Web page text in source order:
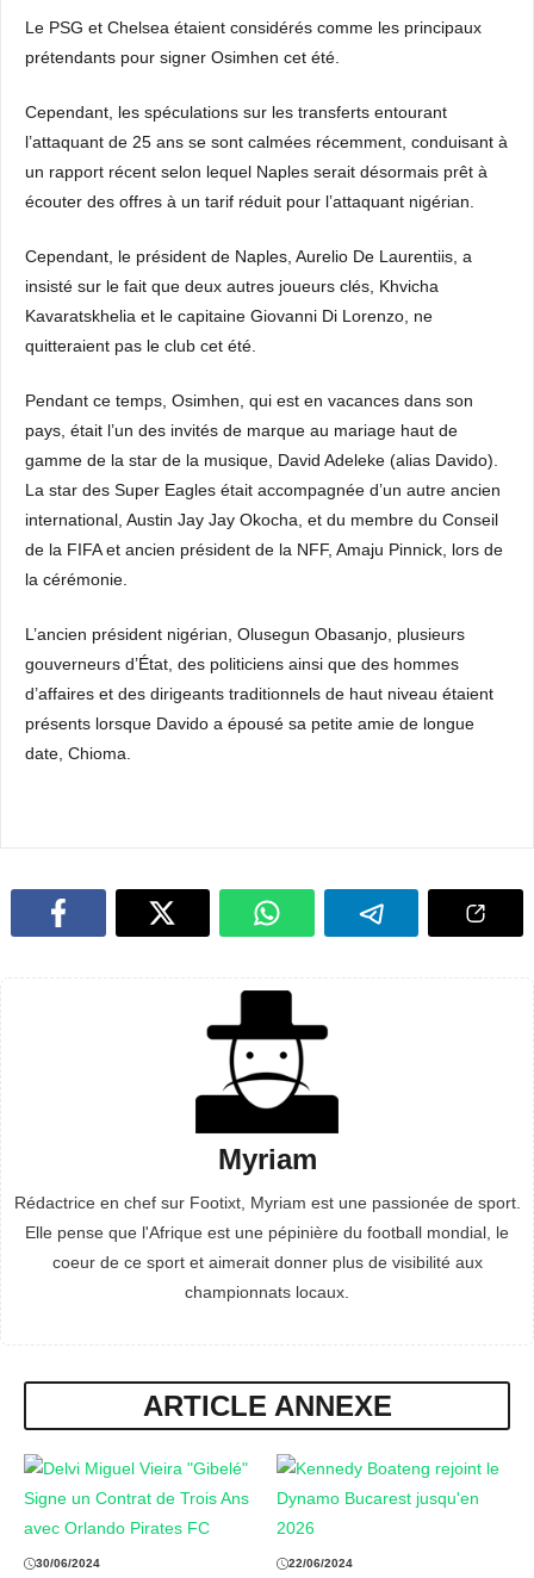
Le PSG et Chelsea étaient considérés comme les principaux
prétendants pour signer Osimhen cet été.
Cependant, les spéculations sur les transferts entourant
l’attaquant de 25 ans se sont calmées récemment, conduisant à
un rapport récent selon lequel Naples serait désormais prêt à
écouter des offres à un tarif réduit pour l’attaquant nigérian.
Cependant, le président de Naples, Aurelio De Laurentiis, a
insisté sur le fait que deux autres joueurs clés, Khvicha
Kavaratskhelia et le capitaine Giovanni Di Lorenzo, ne
quitteraient pas le club cet été.
Pendant ce temps, Osimhen, qui est en vacances dans son
pays, était l’un des invités de marque au mariage haut de
gamme de la star de la musique, David Adeleke (alias Davido).
La star des Super Eagles était accompagnée d’un autre ancien
international, Austin Jay Jay Okocha, et du membre du Conseil
de la FIFA et ancien président de la NFF, Amaju Pinnick, lors de
la cérémonie.
L’ancien président nigérian, Olusegun Obasanjo, plusieurs
gouverneurs d’État, des politiciens ainsi que des hommes
d’affaires et des dirigeants traditionnels de haut niveau étaient
présents lorsque Davido a épousé sa petite amie de longue
date, Chioma.
Myriam
Rédactrice en chef sur Footixt, Myriam est une passionée de sport.
Elle pense que l'Afrique est une pépinière du football mondial, le
coeur de ce sport et aimerait donner plus de visibilité aux
championnats locaux.
ARTICLE ANNEXE
30/06/2024 22/06/2024